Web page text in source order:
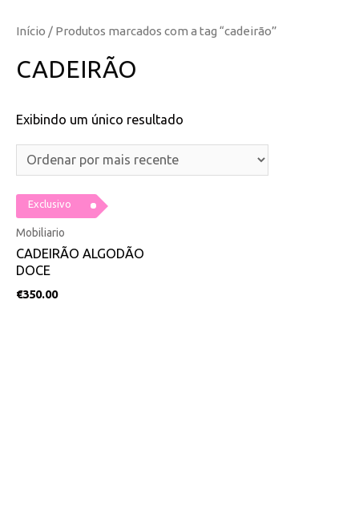
Início / Produtos marcados com a tag “cadeirão”
CADEIRÃO
Exibindo um único resultado
Exclusivo
Mobiliario
CADEIRÃO ALGODÃO
DOCE
€350.00